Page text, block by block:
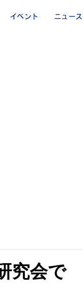
イベント ニュース
究会で